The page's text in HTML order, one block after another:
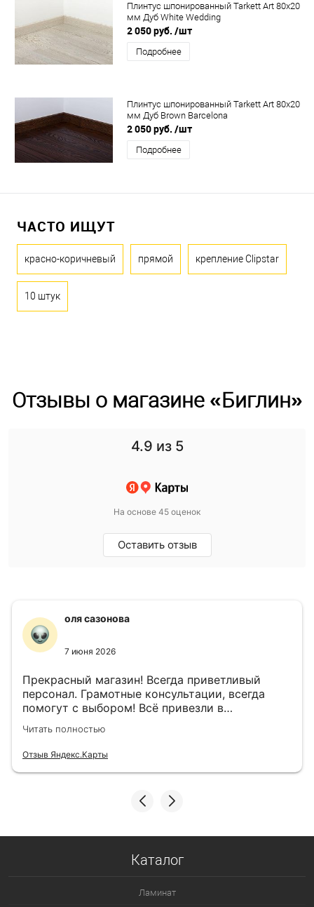
Плинтус шпонированный Tarkett Art 80x20
мм Дуб White Wedding
2 050 руб. /шт
Подробнее
Плинтус шпонированный Tarkett Art 80x20
мм Дуб Brown Barcelona
2 050 руб. /шт
Подробнее
ЧАСТО ИЩУТ
красно-коричневый прямой крепление Clipstar
10 штук
Отзывы о магазине «Биглин»
4.9 из 5
На основе 45 оценок
Оставить отзыв
оля сазонова
7 июня 2026
Прекрасный магазин! Всегда приветливый
персонал. Грамотные консультации, всегда
помогут с выбором! Всё привезли в
назначенный день!
Читать полностью
Отзыв Яндекс.Карты
Каталог
Ламинат